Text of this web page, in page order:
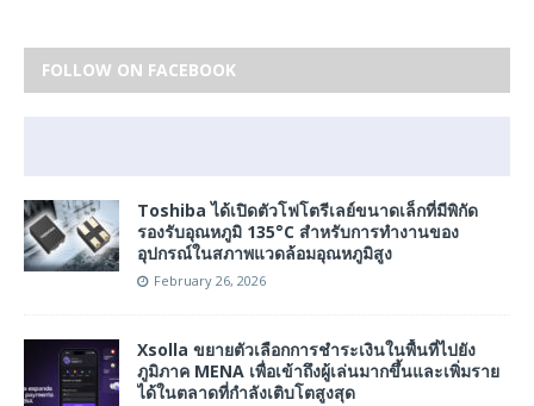
FOLLOW ON FACEBOOK
Toshiba ได้เปิดตัวโฟโตรีเลย์ขนาดเล็กที่มีพิกัด
รองรับอุณหภูมิ 135°C สำหรับการทำงานของ
อุปกรณ์ในสภาพแวดล้อมอุณหภูมิสูง
February 26, 2026
Xsolla ขยายตัวเลือกการชำระเงินในพื้นที่ไปยัง
ภูมิภาค MENA เพื่อเข้าถึงผู้เล่นมากขึ้นและเพิ่มราย
ได้ในตลาดที่กำลังเติบโตสูงสุด